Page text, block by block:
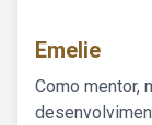
Emelie
Como mentor,